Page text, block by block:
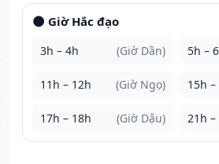
🌑 Giờ Hắc đạo
3h – 4h (Giờ Dần) 5h –
11h – 12h (Giờ Ngọ) 15h –
17h – 18h (Giờ Dậu) 21h –